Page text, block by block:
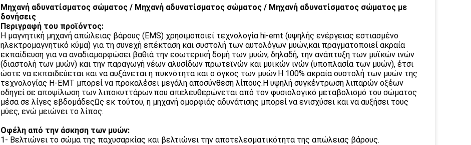
Μηχανή αδυνατίσματος σώματος / Μηχανή αδυνατίσματος σώματος / Μηχανή αδυνατίσματος σώματος με
δονήσεις
Περιγραφή του προϊόντος:
Η μαγνητική μηχανή απώλειας βάρους (EMS) χρησιμοποιεί τεχνολογία hi-emt (υψηλής ενέργειας εστιασμένο
ηλεκτρομαγνητικό κύμα) για τη συνεχή επέκταση και συστολή των αυτολόγων μυών,και πραγματοποιεί ακραία
εκπαίδευση για να αναδιαμορφώσει βαθιά την εσωτερική δομή των μυών, δηλαδή, την ανάπτυξη των μυϊκών ινών
(διαστολή των μυών) και την παραγωγή νέων αλυσίδων πρωτεϊνών και μυϊκών ινών (υποπλασία των μυών), έτσι
ώστε να εκπαιδεύεται και να αυξάνεται η πυκνότητα και ο όγκος των μυών.Η 100% ακραία συστολή των μυών της
τεχνολογίας H-EMT μπορεί να προκαλέσει μεγάλη αποσύνθεση λίπους.Η υψηλή συγκέντρωση λιπαρών οξέων
οδηγεί σε αποψίλωση των λιποκυττάρων.που απελευθερώνεται από τον φυσιολογικό μεταβολισμό του σώματος
μέσα σε λίγες εβδομάδεςΩς εκ τούτου, η μηχανή ομορφιάς αδυνάτισης μπορεί να ενισχύσει και να αυξήσει τους
μύες, ενώ μειώνει το λίπος.
Οφέλη από την άσκηση των μυών:
1- Βελτιώνει το σώμα της παχυσαρκίας και βελτιώνει την αποτελεσματικότητα της απώλειας βάρους.